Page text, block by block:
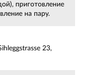
приготовление
на пару.
23,